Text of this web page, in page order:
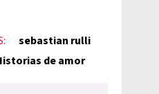
sebastian rulli
de amor